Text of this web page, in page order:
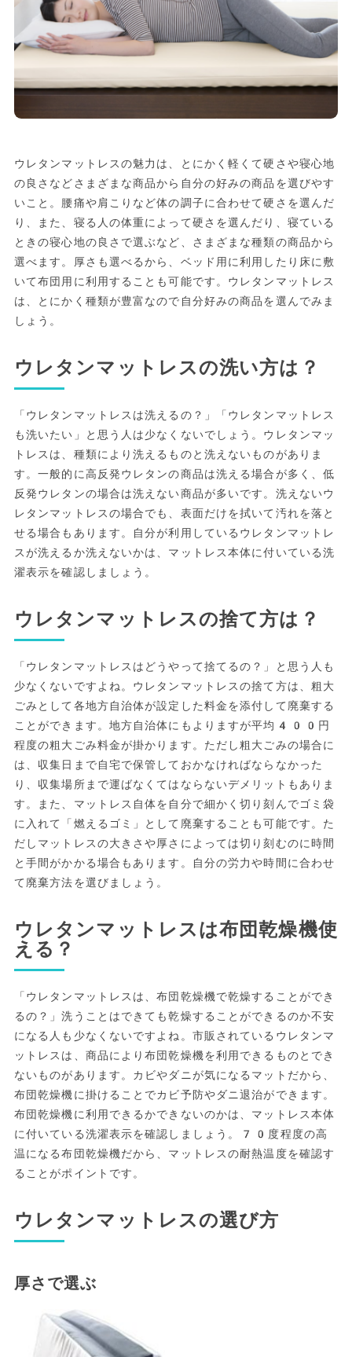
ウレタンマットレスの魅力は、とにかく軽くて硬さや寝心地
の良さなどさまざまな商品から自分の好みの商品を選びやす
いこと。腰痛や肩こりなど体の調子に合わせて硬さを選んだ
り、また、寝る人の体重によって硬さを選んだり、寝ている
ときの寝心地の良さで選ぶなど、さまざまな種類の商品から
選べます。厚さも選べるから、ベッド用に利用したり床に敷
いて布団用に利用することも可能です。ウレタンマットレス
は、とにかく種類が豊富なので自分好みの商品を選んでみま
しょう。
ウレタンマットレスの洗い方は？
「ウレタンマットレスは洗えるの？」「ウレタンマットレス
も洗いたい」と思う人は少なくないでしょう。ウレタンマッ
トレスは、種類により洗えるものと洗えないものがありま
す。一般的に高反発ウレタンの商品は洗える場合が多く、低
反発ウレタンの場合は洗えない商品が多いです。洗えないウ
レタンマットレスの場合でも、表面だけを拭いて汚れを落と
せる場合もあります。自分が利用しているウレタンマットレ
スが洗えるか洗えないかは、マットレス本体に付いている洗
濯表示を確認しましょう。
ウレタンマットレスの捨て方は？
「ウレタンマットレスはどうやって捨てるの？」と思う人も
少なくないですよね。ウレタンマットレスの捨て方は、粗大
ごみとして各地方自治体が設定した料金を添付して廃棄する
ことができます。地方自治体にもよりますが平均400円
程度の粗大ごみ料金が掛かります。ただし粗大ごみの場合に
は、収集日まで自宅で保管しておかなければならなかった
り、収集場所まで運ばなくてはならないデメリットもありま
す。また、マットレス自体を自分で細かく切り刻んでゴミ袋
に入れて「燃えるゴミ」として廃棄することも可能です。た
だしマットレスの大きさや厚さによっては切り刻むのに時間
と手間がかかる場合もあります。自分の労力や時間に合わせ
て廃棄方法を選びましょう。
ウレタンマットレスは布団乾燥機使
える？
「ウレタンマットレスは、布団乾燥機で乾燥することができ
るの？」洗うことはできても乾燥することができるのか不安
になる人も少なくないですよね。市販されているウレタンマ
ットレスは、商品により布団乾燥機を利用できるものとでき
ないものがあります。カビやダニが気になるマットだから、
布団乾燥機に掛けることでカビ予防やダニ退治ができます。
布団乾燥機に利用できるかできないのかは、マットレス本体
に付いている洗濯表示を確認しましょう。70度程度の高
温になる布団乾燥機だから、マットレスの耐熱温度を確認す
ることがポイントです。
ウレタンマットレスの選び方
厚さで選ぶ